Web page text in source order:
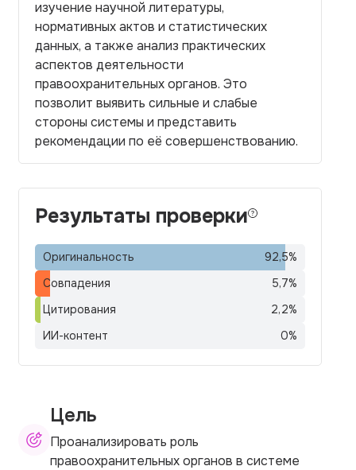
изучение научной литературы,
нормативных актов и статистических
данных, а также анализ практических
аспектов деятельности
правоохранительных органов. Это
позволит выявить сильные и слабые
стороны системы и представить
рекомендации по её совершенствованию.
Результаты проверки
Оригинальность 92,5%
Совпадения
5,7%
Цитирования
2,2%
ИИ-контент
0%
Цель
Проанализировать роль
правоохранительных органов в системе